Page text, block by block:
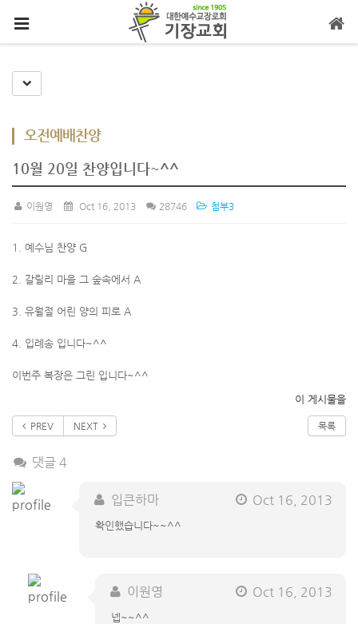
Toggle Dropdown
오전예배찬양
10월 20일 찬양입니다~^^
이원영 Oct 16, 2013 28746 첨부3
1. 예수님 찬양 G
2. 갈릴리 마을 그 숲속에서 A
3. 유월절 어린 양의 피로 A
4. 입례송 입니다~^^
이번주 복장은 그린 입니다~^^
이 게시물을
PREV NEXT 목록
댓글 4
입큰하마 Oct 16, 2013
확인했습니다~~^^
이원영 Oct 16, 2013
넵~~^^